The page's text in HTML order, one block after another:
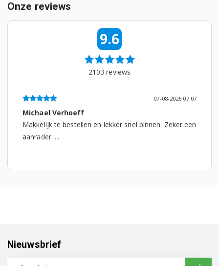
Miele W370
Miele W377
Miele W381
Onze reviews
9.6
2103 reviews
07-08-2026 07:07
Michael Verhoeff
Makkelijk te bestellen en lekker snel binnen. Zeker een
aanrader. ...
Nieuwsbrief